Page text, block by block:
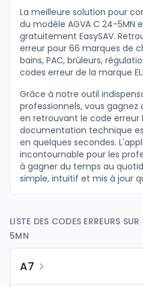
La meilleure solution pour
du modèle AGVA C 24-5MN
gratuitement EasySAV.
erreur pour 66 marques de
bains, PAC, brûleurs,
codes erreur de la marque
Grâce à notre outil
professionnels, vous
en retrouvant le code erreur
documentation technique
en quelques secondes.
incontournable pour les
à gagner du temps au
simple, intuitif et mis à jour
LISTE DES CODES ERREURS
5MN
A7